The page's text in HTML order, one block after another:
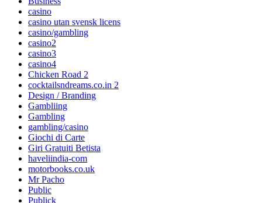
casino
casino utan svensk licens
casino/gambling
casino2
casino3
casino4
Chicken Road 2
cocktailsndreams.co.in 2
Design / Branding
Gambliing
Gambling
gambling/casino
Giochi di Carte
Giri Gratuiti Betista
haveliindia-com
motorbooks.co.uk
Mr Pacho
Public
Publick